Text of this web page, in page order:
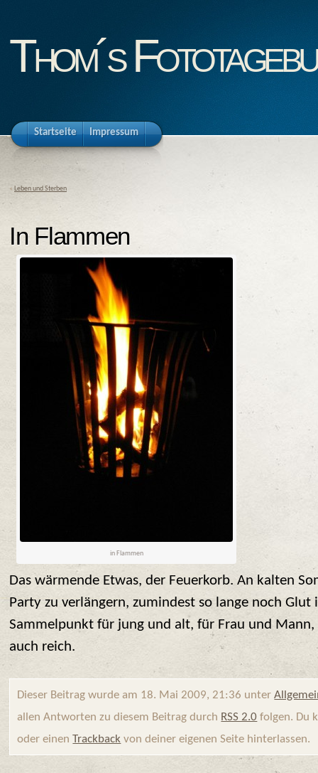
Thom´s
Startseite Impressum
« Leben und Sterben
In Flammen
in Flammen
Das wärmende Etwas, der Feuerkorb. An kalten
Party zu verlängern, zumindest so lange noch Glut
Sammelpunkt für jung und alt, für Frau und
auch reich.
Dieser Beitrag wurde am 18. Mai 2009, 21:36 unter
allen Antworten zu diesem Beitrag durch RSS 2.0 folgen. Du
oder einenTrackback von deiner eigenen Seite hinterlassen.